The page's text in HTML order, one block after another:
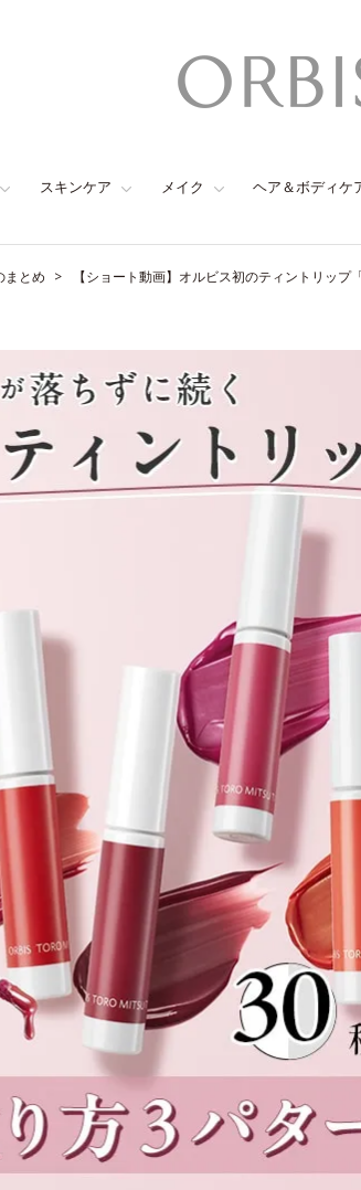
スキンケア メイク ヘア＆ボディケ
まとめ 【ショート動画】オルビス初のティントリッ